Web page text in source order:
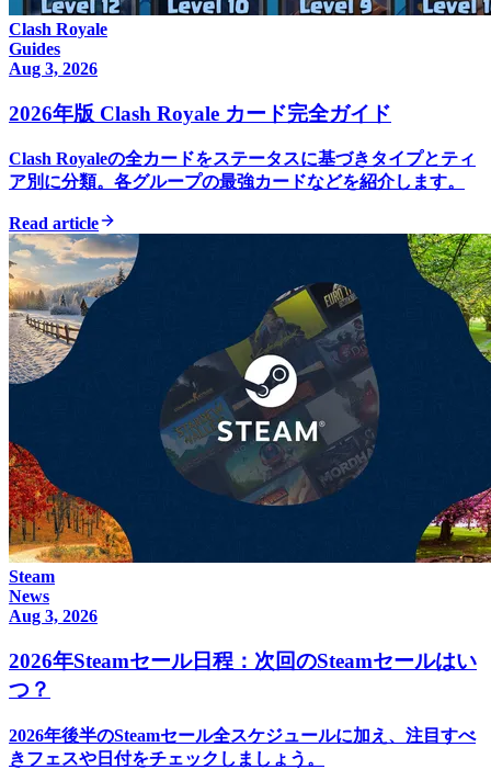
Clash Royale
Guides
Aug 3, 2026
2026年版 Clash Royale カード完全ガイド
Clash Royaleの全カードをステータスに基づきタイプとティ
ア別に分類。各グループの最強カードなどを紹介します。
Read article
Steam
News
Aug 3, 2026
2026年Steamセール日程：次回のSteamセールはい
つ？
2026年後半のSteamセール全スケジュールに加え、注目すべ
きフェスや日付をチェックしましょう。